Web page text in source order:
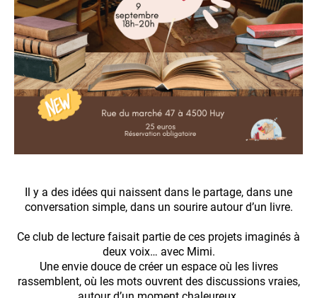
Il y a des idées qui naissent dans le partage, dans une
conversation simple, dans un sourire autour d’un livre.
Ce club de lecture faisait partie de ces projets imaginés à
deux voix… avec Mimi.
Une envie douce de créer un espace où les livres
rassemblent, où les mots ouvrent des discussions vraies,